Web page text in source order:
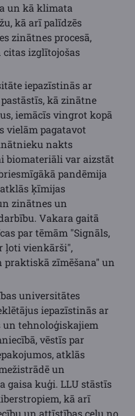
un kā klimata
kā arī palīdzēs
zinātnes procesā,
izglītojošas
iepazīstinās ar
kā zinātne
iemācīs vingrot kopā
vielām pagatavot
nakts
biomateriāli var aizstāt
pandēmija
ķīmijas
zinātnes un
Vakara gaitā
par tēmām "Signāls,
ļoti vienkārši",
praktiskā zīmēšana" un
universitātes
iepazīstinās ar
tehnoloģiskajiem
vēstīs par
atklās
un
gaisa kuģi. LLU stāstīs
kā arī
un attīstības ceļu no